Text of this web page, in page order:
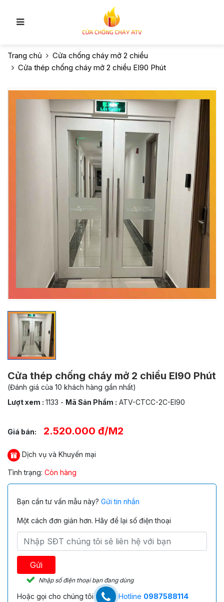
Trang chủ
Cửa chống cháy mở 2 chiều
Cửa thép chống cháy mở 2 chiều EI90 Phút
Cửa thép chống cháy mở 2 chiều EI90 Phút
(Đánh giá của 10 khách hàng gần nhất)
Lượt xem : 1133 - Mã Sản Phẩm : ATV-CTCC-2C-EI90
Giá bán: 2.520.000 đ/M2
Dịch vụ và Khuyến mại
Tình trạng: Còn hàng
Bạn cần tư vấn mẫu này? Gửi tin nhắn
Một cách đơn giản hơn. Hãy để lại số điện thoại
Gửi
Nhập số điện thoại bạn đang dùng
Hoặc gọi cho chúng tôi Hotline 0987588114